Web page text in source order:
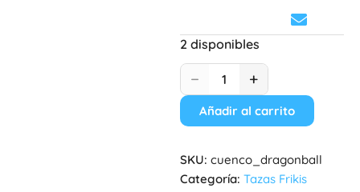
2 disponibles
− +
Añadir al carrito
SKU: cuenco_dragonball
Categoría: Tazas Frikis